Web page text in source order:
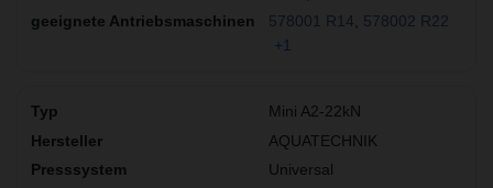
578001 R14
578002 R22
+1
Mini A2-22kN
AQUATECHNIK
Universal